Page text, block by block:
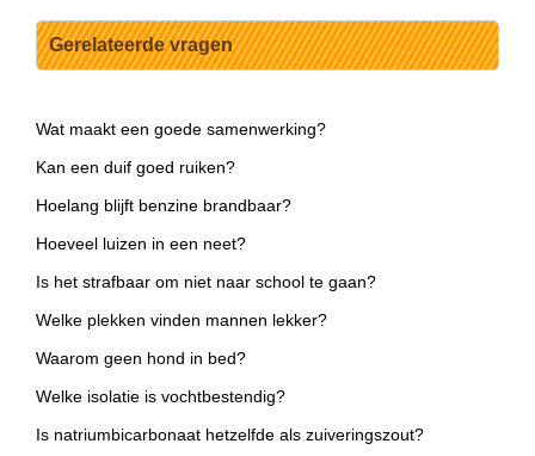
Gerelateerde vragen
Wat maakt een goede samenwerking?
Kan een duif goed ruiken?
Hoelang blijft benzine brandbaar?
Hoeveel luizen in een neet?
Is het strafbaar om niet naar school te gaan?
Welke plekken vinden mannen lekker?
Waarom geen hond in bed?
Welke isolatie is vochtbestendig?
Is natriumbicarbonaat hetzelfde als zuiveringszout?